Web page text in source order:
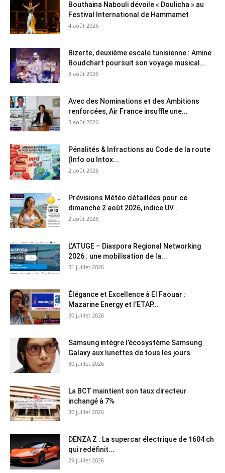
Bouthaina Nabouli dévoile « Doulicha » au
Festival International de Hammamet
4 août 2026
Bizerte, deuxième escale tunisienne : Amine
Boudchart poursuit son voyage musical...
3 août 2026
Avec des Nominations et des Ambitions
renforcées, Air France insuffle une...
3 août 2026
Pénalités & Infractions au Code de la route
(Info ou Intox...
2 août 2026
Prévisions Météo détaillées pour ce
dimanche 2 août 2026, indice UV...
2 août 2026
L’ATUGE – Diaspora Regional Networking
2026 : une mobilisation de la...
31 juillet 2026
Élégance et Excellence à El Faouar :
Mazarine Energy et l’ETAP...
30 juillet 2026
Samsung intègre l’écosystème Samsung
Galaxy aux lunettes de tous les jours
30 juillet 2026
La BCT maintient son taux directeur
inchangé à 7%
30 juillet 2026
DENZA Z : La supercar électrique de 1604 ch
qui redéfinit...
29 juillet 2026